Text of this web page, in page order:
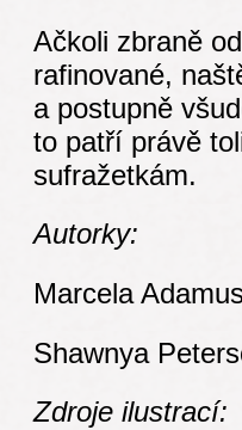
Ačkoli zbraně
rafinované,
a postupně
to patří právě
sufražetkám.
Autorky:
Marcela
Shawnya
Zdroje ilustrací: